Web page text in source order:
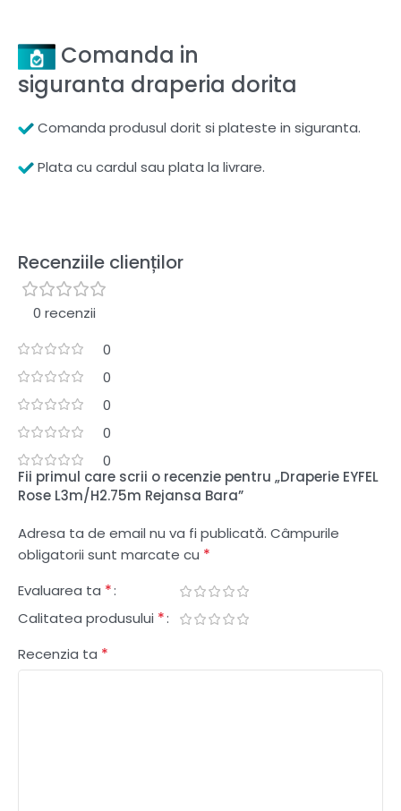
Comanda in
siguranta draperia dorita
Comanda produsul dorit si plateste in siguranta.
Plata cu cardul sau plata la livrare.
Recenziile clienților
0 recenzii
0
0
0
0
0
Fii primul care scrii o recenzie pentru „Draperie EYFEL
Rose L3m/H2.75m Rejansa Bara”
Adresa ta de email nu va fi publicată. Câmpurile
obligatorii sunt marcate cu *
Evaluarea ta *
Calitatea produsului *
Recenzia ta *